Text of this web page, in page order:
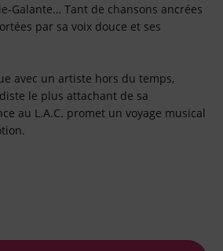
Galante… Tant de chansons ancrées
par sa voix douce et ses
avec un artiste hors du temps,
le plus attachant de sa
au L.A.C. promet un voyage musical